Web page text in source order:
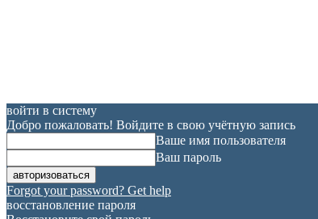
войти в систему
Добро пожаловать! Войдите в свою учётную запись
Ваше имя пользователя
Ваш пароль
Forgot your password? Get help
восстановление пароля